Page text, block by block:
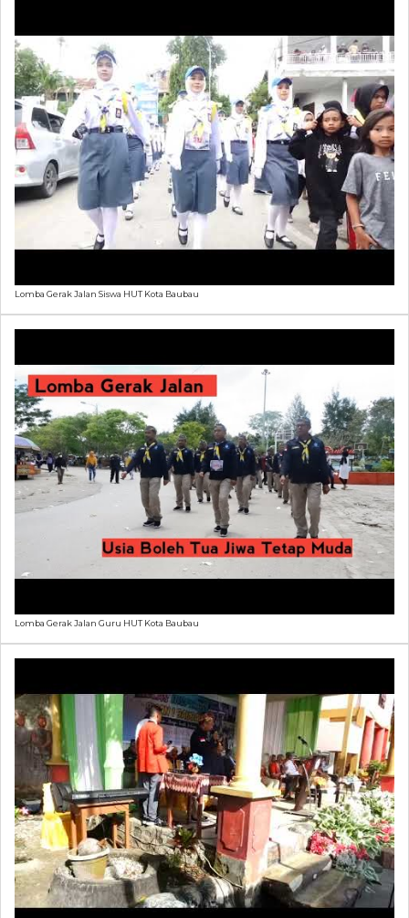
Lomba Gerak Jalan Siswa HUT Kota Baubau
Lomba Gerak Jalan Guru HUT Kota Baubau